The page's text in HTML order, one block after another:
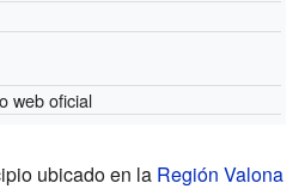
web oficial
ubicado en la Región Valona